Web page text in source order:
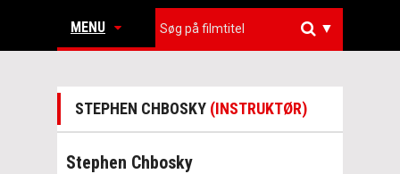
MENU ▼
STEPHEN CHBOSKY (INSTRUKTØR)
Stephen Chbosky